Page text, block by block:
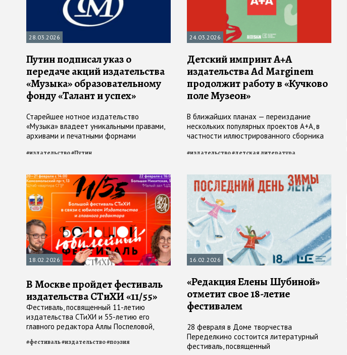
28.03.2026
Путин подписал указ о
передаче акций издательства
«Музыка» образовательному
фонду «Талант и успех»
Старейшее нотное издательство
«Музыка» владеет уникальными правами,
архивами и печатными формами
#издательство#Путин
24.03.2026
Детский импринт A+A
издательства Ad Marginem
продолжит работу в «Кучково
поле Музеон»
В ближайших планах — переиздание
нескольких популярных проектов А+А, в
частности иллюстрированного сборника
Екатерины Васильевой и Маши
#издательство#детская литература
18.02.2026
В Москве пройдет фестиваль
издательства СТиХИ «11/55»
Фестиваль, посвященный 11-летию
издательства СТиХИ и 55-летию его
главного редактора Аллы Поспеловой,
#фестиваль#издательство#поэзия
16.02.2026
«Редакция Елены Шубиной»
отметит свое 18-летие
фестивалем
28 февраля в Доме творчества
Переделкино состоится литературный
фестиваль, посвященный